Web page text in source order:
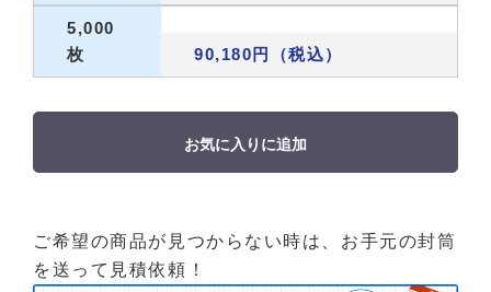
5,000
枚
90,180円（税込）
お気に入りに追加
ご希望の商品が見つからない時は、お手元の封筒
を送って見積依頼！